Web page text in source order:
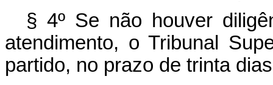
§ 4º Se não houver
atendimento, o Tribunal
partido, no prazo de trinta